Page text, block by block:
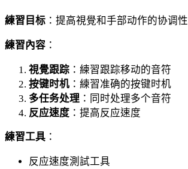
練習目标 ：提高視覺和手部动作的协调性
練習內容 ：
視覺跟踪 ：練習跟踪移动的音符
按键时机 ：練習准确的按键时机
多任务处理 ：同时处理多个音符
反应速度 ：提高反应速度
練習工具 ：
反应速度測試工具